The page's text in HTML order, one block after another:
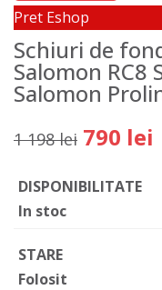
Pret Eshop
Schiuri de
Salomon RC8
Salomon
1 198 lei 790 lei
DISPONIBILITATE
In stoc
STARE
Folosit